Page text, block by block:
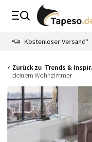
Zusammenbruch
Kostenloser Versand*
Zurück zu Trends &
deinem Wohnzimmer